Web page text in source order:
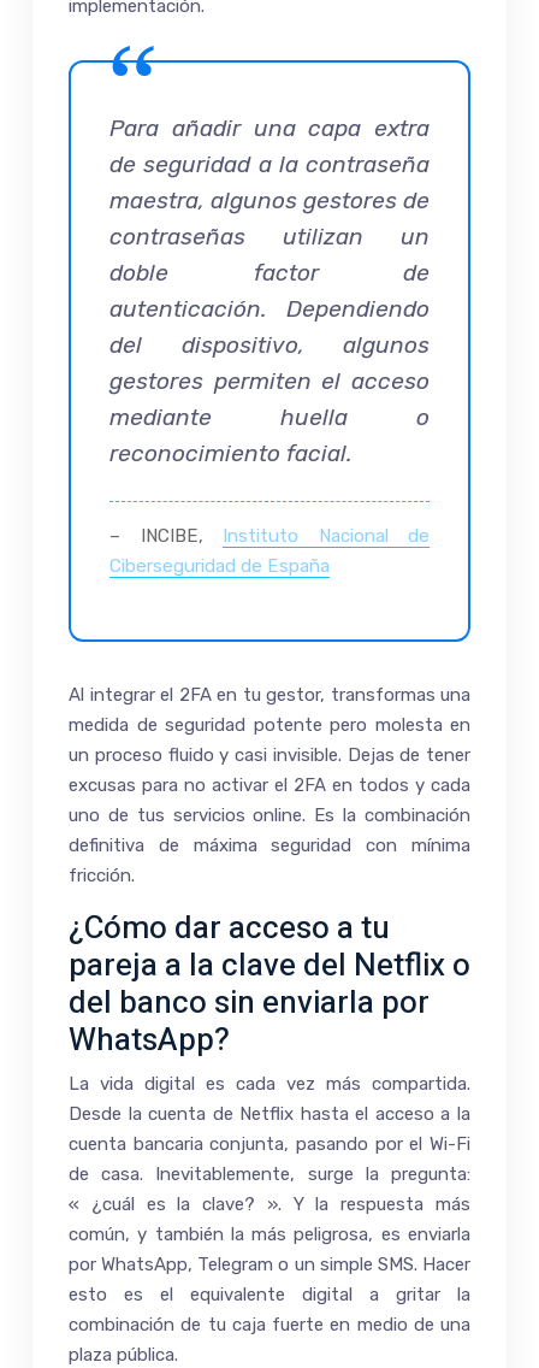
implementación.
Para añadir una capa extra
de seguridad a la contraseña
maestra, algunos gestores de
contraseñas utilizan un
doble factor de
autenticación. Dependiendo
del dispositivo, algunos
gestores permiten el acceso
mediante huella o
reconocimiento facial.
– INCIBE, Instituto Nacional de
Ciberseguridad de España
Al integrar el 2FA en tu gestor, transformas una
medida de seguridad potente pero molesta en
un proceso fluido y casi invisible. Dejas de tener
excusas para no activar el 2FA en todos y cada
uno de tus servicios online. Es la combinación
definitiva de máxima seguridad con mínima
fricción.
¿Cómo dar acceso a tu
pareja a la clave del Netflix o
del banco sin enviarla por
WhatsApp?
La vida digital es cada vez más compartida.
Desde la cuenta de Netflix hasta el acceso a la
cuenta bancaria conjunta, pasando por el Wi-Fi
de casa. Inevitablemente, surge la pregunta:
« ¿cuál es la clave? ». Y la respuesta más
común, y también la más peligrosa, es enviarla
por WhatsApp, Telegram o un simple SMS. Hacer
esto es el equivalente digital a gritar la
combinación de tu caja fuerte en medio de una
plaza pública.